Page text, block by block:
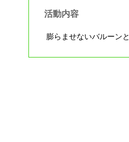
活動内容
膨らませないバルーン